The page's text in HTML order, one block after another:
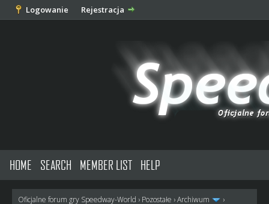
Logowanie Rejestracja
HOME SEARCH MEMBER LIST HELP
Oficjalne forum gry Speedway-World › Pozostałe ›Archiwum ›